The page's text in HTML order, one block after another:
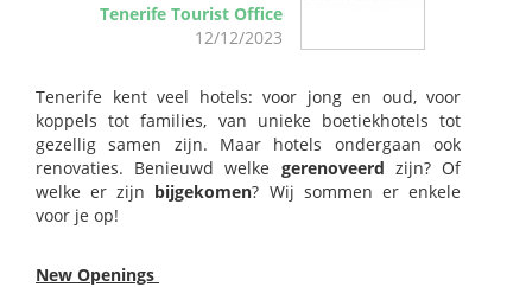
Tenerife Tourist Office
12/12/2023
Tenerife kent veel hotels: voor jong en oud, voor
koppels tot families, van unieke boetiekhotels tot
gezellig samen zijn. Maar hotels ondergaan ook
renovaties. Benieuwd welke gerenoveerd zijn? Of
welke er zijn bijgekomen? Wij sommen er enkele
voor je op!
New Openings